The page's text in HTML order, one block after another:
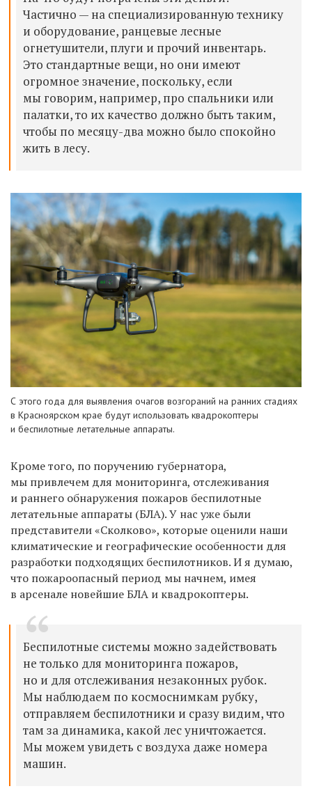
Частично — на специализированную технику
и оборудование, ранцевые лесные
огнетушители, плуги и прочий инвентарь.
Это стандартные вещи, но они имеют
огромное значение, поскольку, если
мы говорим, например, про спальники или
палатки, то их качество должно быть таким,
чтобы по месяцу-два можно было спокойно
жить влесу.
С этого года для выявления очагов возгораний на ранних стадиях
в Красноярском крае будут использовать квадрокоптеры
и беспилотные летательные аппараты.
Кроме того, по поручению губернатора,
мы привлечем для мониторинга, отслеживания
и раннего обнаружения пожаров беспилотные
летательные аппараты (БЛА). У нас уже были
представители «Сколково», которые оценили наши
климатические и географические особенности для
разработки подходящих беспилотников. Ия думаю,
что пожароопасный период мы начнем, имея
в арсенале новейшие БЛА и квадрокоптеры.
Беспилотные системы можно задействовать
не только для мониторинга пожаров,
но и для отслеживания незаконных рубок.
Мы наблюдаем по космоснимкам рубку,
отправляем беспилотники и сразу видим, что
там за динамика, какой лес уничтожается.
Мы можем увидеть с воздуха даже номера
машин.